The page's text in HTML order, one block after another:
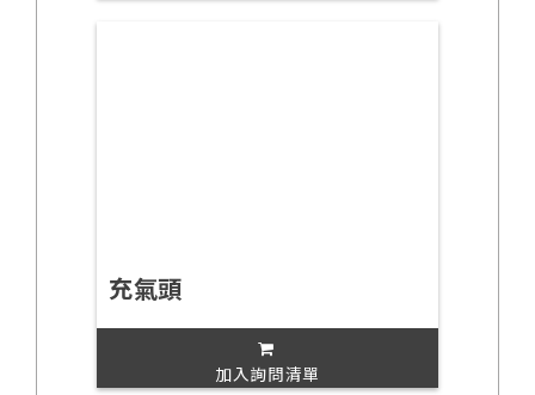
充氣頭
加入詢問清單